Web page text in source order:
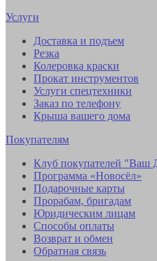
Услуги
Доставка и подъем
Резка
Колеровка краски
Прокат инструментов
Услуги спецтехники
Заказ по телефону
Крыша вашего дома
Покупателям
Клуб покупателей "Ваш
Программа «Новосёл»
Подарочные карты
Прорабам, бригадам
Юридическим лицам
Способы оплаты
Возврат и обмен
Обратная связь